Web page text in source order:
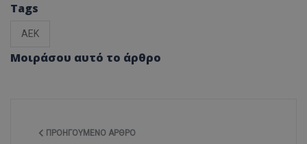
Tags
ΑΕΚ
Μοιράσου αυτό το άρθρο
ΠΡΟΗΓΟΎΜΕΝΟ ΆΡΘΡΟ